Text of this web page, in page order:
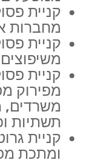
קניית
מחברות
קניית
משיפוצים
קניית
מפירוק
משרדים,
תשתיות
קניית
ומתכת